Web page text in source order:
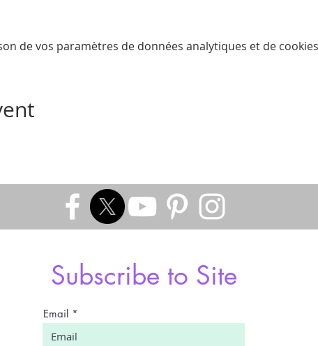
de vos paramètres de données analytiques et de
Subscribe to Site
Email